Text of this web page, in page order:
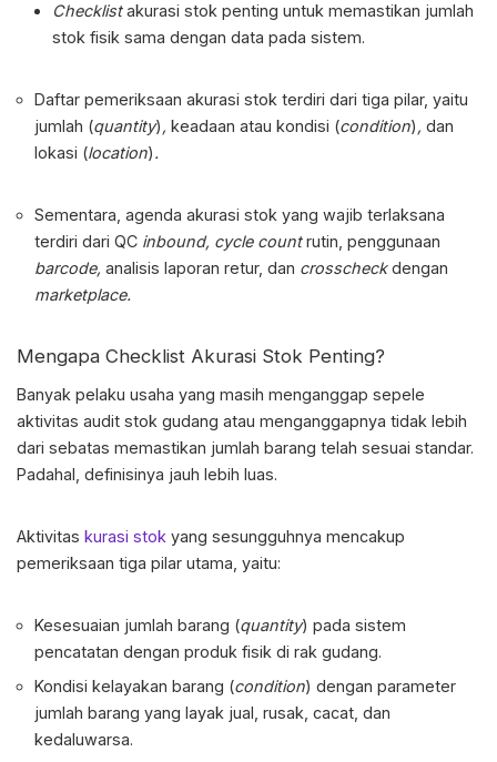
Checklistakurasi stok penting untuk memastikan jumlah
stok fisik sama dengan data pada sistem.
Daftar pemeriksaan akurasi stok terdiri dari tiga pilar, yaitu
jumlah (quantity) , keadaan atau kondisi (condition) , dan
lokasi (location).
Sementara, agenda akurasi stok yang wajib terlaksana
terdiri dari QC inbound, cycle countrutin, penggunaan
barcode, analisis laporan retur, dan crosscheckdengan
marketplace.
Mengapa Checklist Akurasi Stok Penting?
Banyak pelaku usaha yang masih menganggap sepele
aktivitas audit stok gudang atau menganggapnya tidak lebih
dari sebatas memastikan jumlah barang telah sesuai standar.
Padahal, definisinya jauh lebih luas.
Aktivitas kurasi stok yang sesungguhnya mencakup
pemeriksaan tiga pilar utama, yaitu:
Kesesuaian jumlah barang (quantity) pada sistem
pencatatan dengan produk fisik di rak gudang.
Kondisi kelayakan barang (condition) dengan parameter
jumlah barang yang layak jual, rusak, cacat, dan
kedaluwarsa.